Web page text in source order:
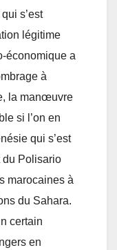
s’est
légitime
économique a
à
la manœuvre
si l’on en
qui s’est
du Polisario
marocaines à
du Sahara.
certain
en